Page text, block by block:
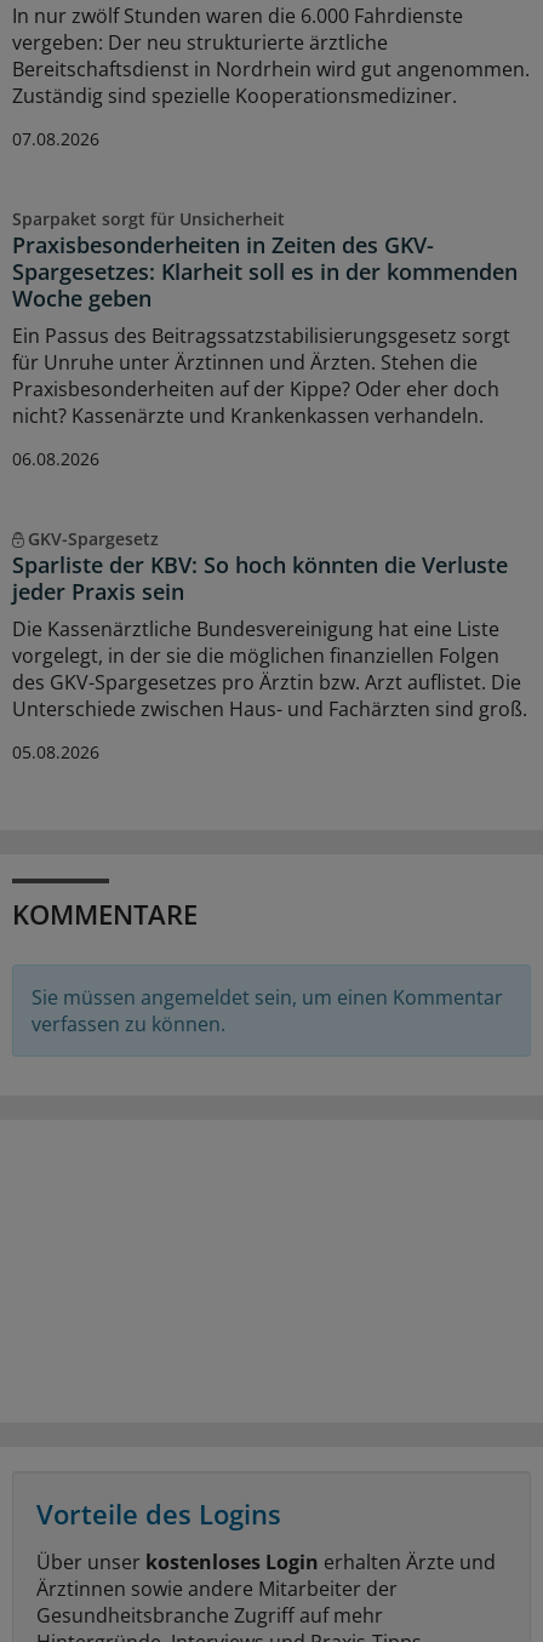
In nur zwölf Stunden waren die 6.000 Fahrdienste
vergeben: Der neu strukturierte ärztliche
Bereitschaftsdienst in Nordrhein wird gut angenommen.
Zuständig sind spezielle Kooperationsmediziner.
07.08.2026
Sparpaket sorgt für Unsicherheit
Praxisbesonderheiten in Zeiten des GKV-
Spargesetzes: Klarheit soll es in der kommenden
Woche geben
Ein Passus des Beitragssatzstabilisierungsgesetz sorgt
für Unruhe unter Ärztinnen und Ärzten. Stehen die
Praxisbesonderheiten auf der Kippe? Oder eher doch
nicht? Kassenärzte und Krankenkassen verhandeln.
06.08.2026
GKV-Spargesetz
Sparliste der KBV: So hoch könnten die Verluste
jeder Praxis sein
Die Kassenärztliche Bundesvereinigung hat eine Liste
vorgelegt, in der sie die möglichen finanziellen Folgen
des GKV-Spargesetzes pro Ärztin bzw. Arzt auflistet. Die
Unterschiede zwischen Haus- und Fachärzten sind groß.
05.08.2026
KOMMENTARE
Sie müssen angemeldet sein, um einen Kommentar
verfassen zu können.
Vorteile des Logins
Über unser kostenloses Login erhalten Ärzte und
Ärztinnen sowie andere Mitarbeiter der
Gesundheitsbranche Zugriff auf mehr